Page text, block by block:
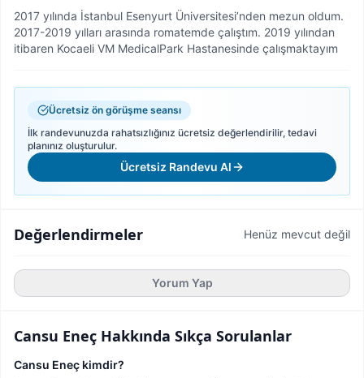
2017 yılında İstanbul Esenyurt Üniversitesi’nden mezun oldum.
2017-2019 yılları arasında romatemde çalıştım. 2019 yılından
itibaren Kocaeli VM MedicalPark Hastanesinde çalışmaktayım
Ücretsiz ön görüşme seansı
İlk randevunuzda rahatsızlığınız ücretsiz değerlendirilir, tedavi
planınız oluşturulur.
Ücretsiz Randevu Al
Değerlendirmeler Henüz mevcut değil
Yorum Yap
Cansu Eneç Hakkında Sıkça Sorulanlar
Cansu Eneç kimdir?